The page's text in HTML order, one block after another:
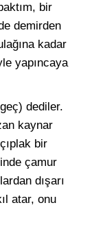
bir
demirden
kadar
yapıncaya
dediler.
kaynar
bir
çamur
dışarı
atar, onu